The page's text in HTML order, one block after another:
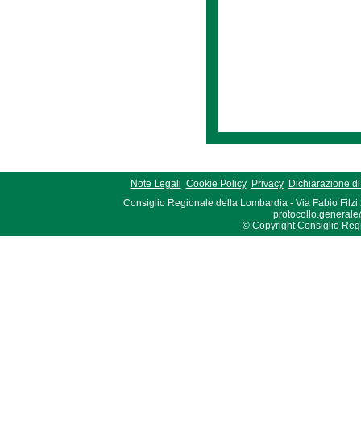
Note Legali Cookie Policy Privacy
Dichiarazione
Consiglio Regionale della Lombardia - Via Fabio Filzi
© Copyright Consiglio